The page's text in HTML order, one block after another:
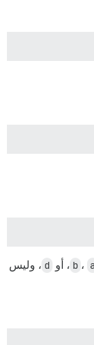
b ، a ، أو d ، وليس